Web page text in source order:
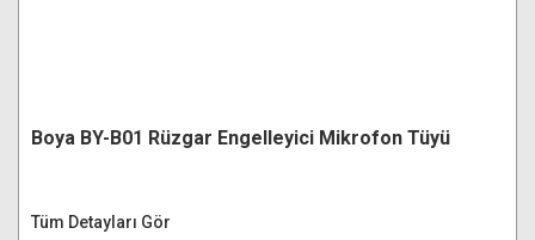
Boya BY-B01 Rüzgar Engelleyici Mikrofon Tüyü
Tüm Detayları Gör